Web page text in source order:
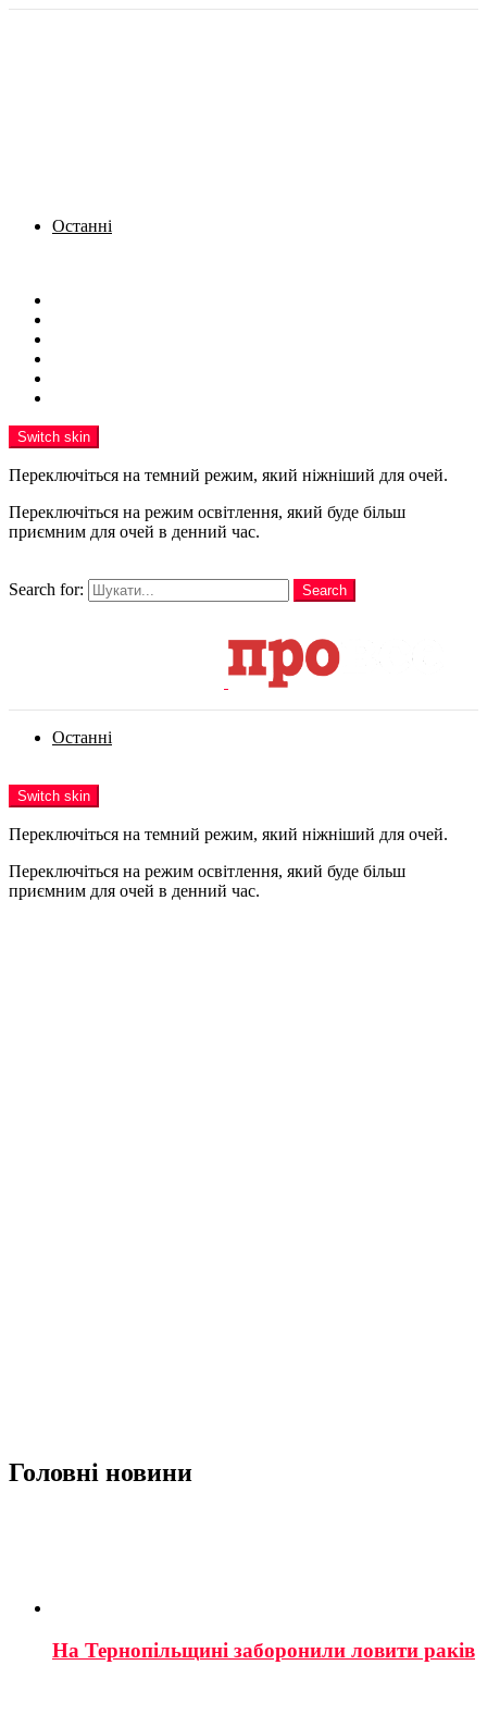
Останні
Switch skin
Переключіться на темний режим, який ніжніший для очей.
Переключіться на режим освітлення, який буде більш
приємним для очей в денний час.
Search for:
Search
Останні
Switch skin
Переключіться на темний режим, який ніжніший для очей.
Переключіться на режим освітлення, який буде більш
приємним для очей в денний час.
Головні новини
На Тернопільщині заборонили ловити раків